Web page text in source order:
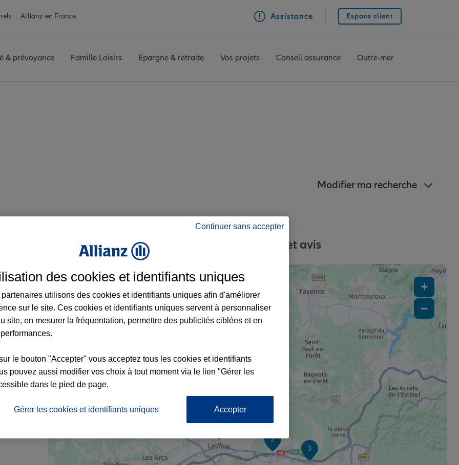
Allianz en France Assistance Espace client
& prévoyance Famille Loisirs Épargne & retraite Vos projets Conseil assurance Outre-mer
Modifier ma recherche
au Muy et aux alentours : adresses, contacts et avis
3
2
+
−
Continuer sans accepter
des cookies et identifiants uniques
partenaires utilisons des cookies et identifiants uniques afin d'améliorer
sur le site. Ces cookies et identifiants uniques servent à personnaliser
site, en mesurer la fréquentation, permettre des publicités ciblées et en
le bouton "Accepter" vous acceptez tous les cookies et identifiants
pouvez aussi modifier vos choix à tout moment via le lien "Gérer les
dans le pied de page.
Gérer les cookies et identifiants uniques Accepter